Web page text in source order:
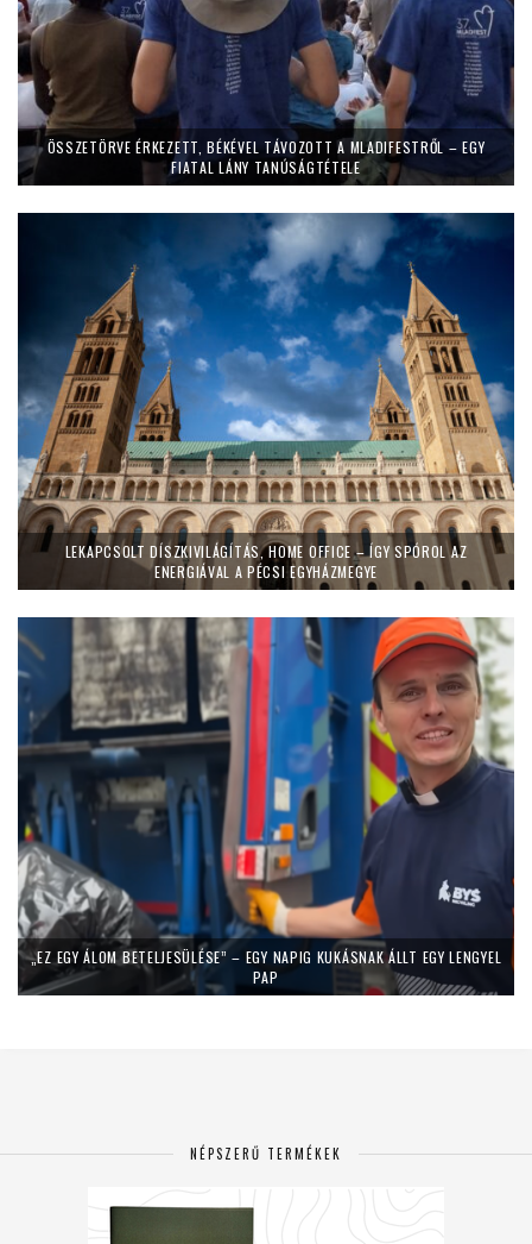
ÖSSZETÖRVE ÉRKEZETT, BÉKÉVEL TÁVOZOTT A MLADIFESTRŐL – EGY
FIATAL LÁNY TANÚSÁGTÉTELE
LEKAPCSOLT DÍSZKIVILÁGÍTÁS, HOME OFFICE – ÍGY SPÓROL AZ
ENERGIÁVAL A PÉCSI EGYHÁZMEGYE
„EZ EGY ÁLOM BETELJESÜLÉSE” – EGY NAPIG KUKÁSNAK ÁLLT EGY LENGYEL
PAP
NÉPSZERŰ TERMÉKEK